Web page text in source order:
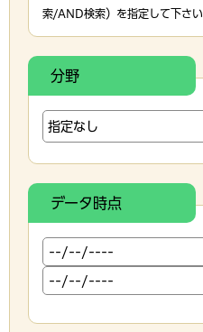
索/AND検索）を指定して下さい
分野
データ時点